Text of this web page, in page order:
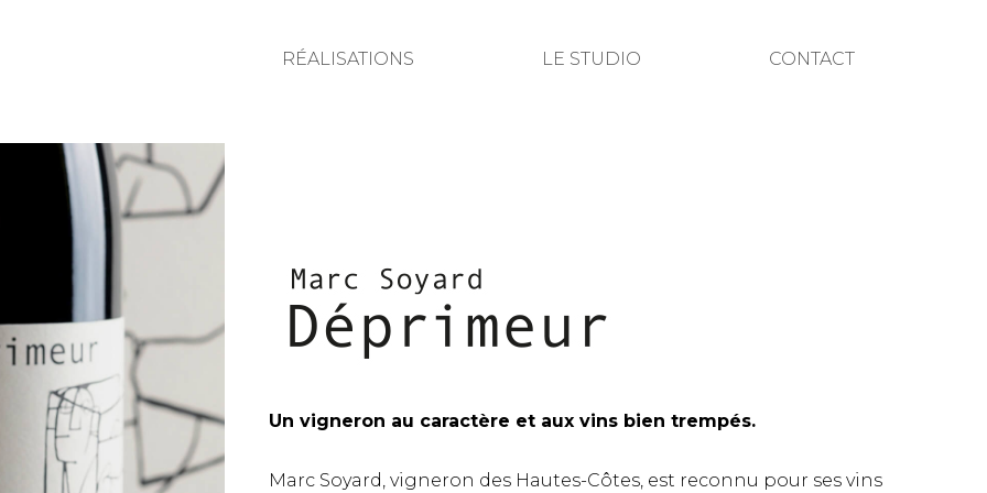
RÉALISATIONS LE STUDIO CONTACT
Un vigneron au caractère et aux vins bien trempés.
Marc Soyard, vigneron des Hautes-Côtes, est reconnu pour ses vins